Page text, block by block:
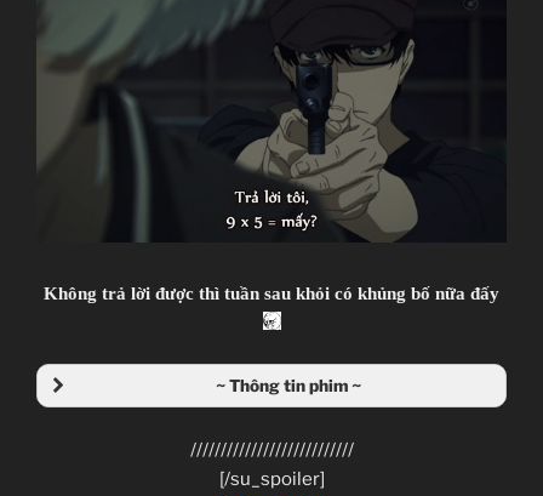
Giới thiệu nội dung:
Tàn Âm Khủng Bố.
Terror in Resonance
残響のテロル
TV Series
11
11.07.2014 đến ??
Mappa
Psychological, Thriller, Terrorist
Watanabe Shin`ichirou
(Cowboy Bebop, Samurai Champloo, Space Dandy)
Kanno Youko
(Ghost in the Shell series, Macross Frontier)
~Thành viên thực hiện~
Zenko
Không trả lời được thì tuần sau khỏi có khủng bố nữa đấy
~ Thông tin phim ~
///////////////////////////
[/su_spoiler]